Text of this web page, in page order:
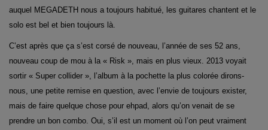
auquel MEGADETH nous a toujours habitué, les guitares chantent et le
solo est bel et bien toujours là.
C’est après que ça s’est corsé de nouveau, l’année de ses 52 ans,
nouveau coup de mou à la « Risk », mais en plus vieux. 2013 voyait
sortir « Super collider », l’album à la pochette la plus colorée dirons-
nous, une petite remise en question, avec l’envie de toujours exister,
mais de faire quelque chose pour ehpad, alors qu’on venait de se
prendre un bon combo. Oui, s’il est un moment où l’on peut vraiment